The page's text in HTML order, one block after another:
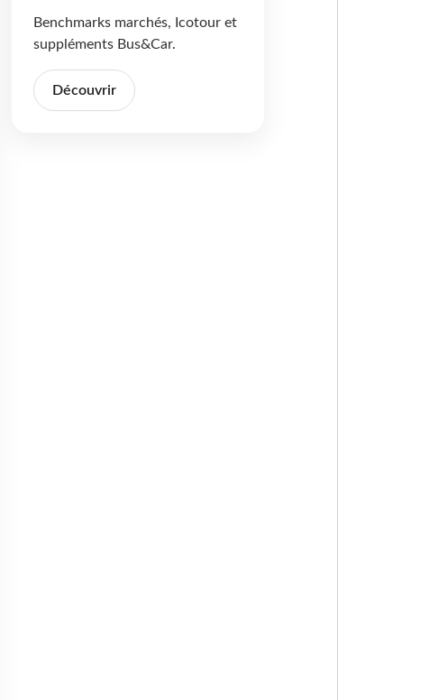
Benchmarks marchés, Icotour et
suppléments Bus&Car.
Découvrir